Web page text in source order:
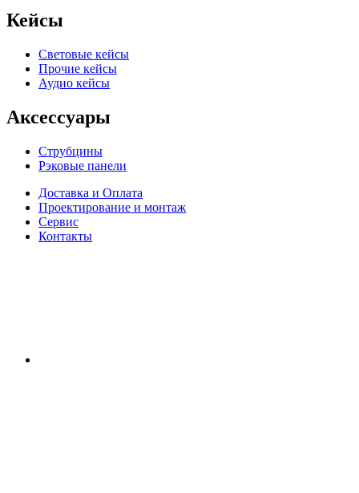
Кейсы
Световые кейсы
Прочие кейсы
Аудио кейсы
Аксессуары
Струбцины
Рэковые панели
Доставка и Оплата
Проектирование и монтаж
Сервис
Контакты